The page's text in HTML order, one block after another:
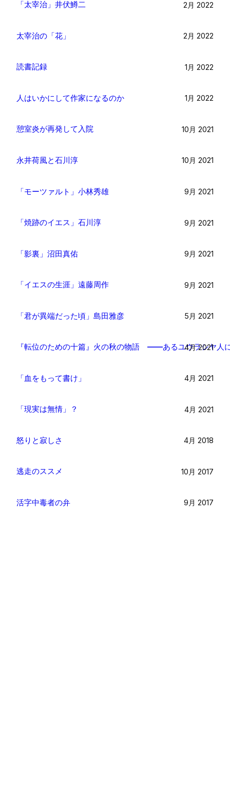
「太宰治」井伏鱒二 2月 2022
太宰治の「花」 2月 2022
読書記録 1月 2022
人はいかにして作家になるのか 1月 2022
憩室炎が再発して入院 10月 2021
永井荷風と石川淳 10月 2021
「モーツァルト」小林秀雄 9月 2021
「焼跡のイエス」石川淳 9月 2021
「影裏」沼田真佑 9月 2021
「イエスの生涯」遠藤周作 9月 2021
「君が異端だった頃」島田雅彦 5月 2021
『転位のための十篇』火の秋の物語 ――あるユウラシヤ
4月 2021
「血をもって書け」 4月 2021
「現実は無情」？ 4月 2021
怒りと寂しさ 4月 2018
逃走のススメ 10月 2017
活字中毒者の弁 9月 2017